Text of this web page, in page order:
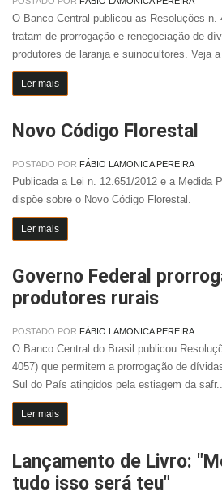
O Banco Central publicou as Resoluções n.
tratam de prorrogação e renegociação de
produtores de laranja e suinocultores. Veja a
Ler mais
Novo Código Florestal
POSTADO POR FÁBIO LAMONICA PEREIRA
Publicada a Lei n. 12.651/2012 e a Medida
dispõe sobre o Novo Código Florestal.
Ler mais
Governo Federal
produtores rurais
POSTADO POR FÁBIO LAMONICA PEREIRA
O Banco Central do Brasil publicou
4057) que permitem a prorrogação de
Sul do País atingidos pela estiagem da
Ler mais
Lançamento de Livro:
tudo isso será teu"